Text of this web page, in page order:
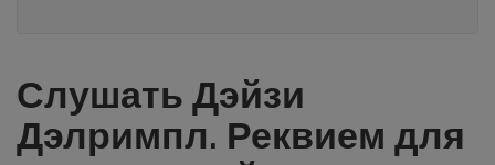
Слушать Дэйзи
Дэлримпл. Реквием для